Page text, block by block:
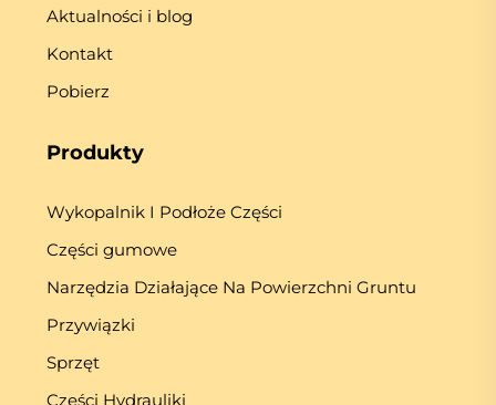
Aktualności i blog
Kontakt
Pobierz
Produkty
Wykopalnik I Podłoże Części
Części gumowe
Narzędzia Działające Na Powierzchni Gruntu
Przywiązki
Sprzęt
Części Hydrauliki